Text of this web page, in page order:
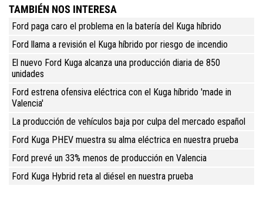
TAMBIÉN NOS INTERESA
Ford paga caro el problema en la batería del Kuga híbrido
Ford llama a revisión el Kuga híbrido por riesgo de incendio
El nuevo Ford Kuga alcanza una producción diaria de 850
unidades
Ford estrena ofensiva eléctrica con el Kuga híbrido 'made in
Valencia'
La producción de vehículos baja por culpa del mercado español
Ford Kuga PHEV muestra su alma eléctrica en nuestra prueba
Ford prevé un 33% menos de producción en Valencia
Ford Kuga Hybrid reta al diésel en nuestra prueba